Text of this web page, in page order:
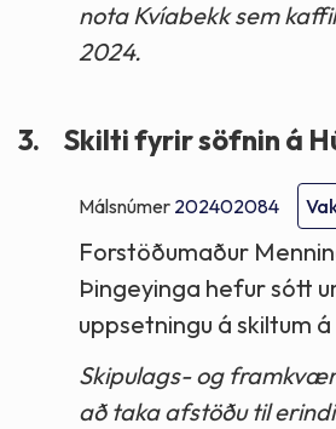
nota Kvíabekk sem
2024.
3. Skilti fyrir söfnin á
Málsnúmer 202402084
Forstöðumaður
Þingeyinga hefur sótt
uppsetningu á skiltum
Skipulags- og
að taka afstöðu til